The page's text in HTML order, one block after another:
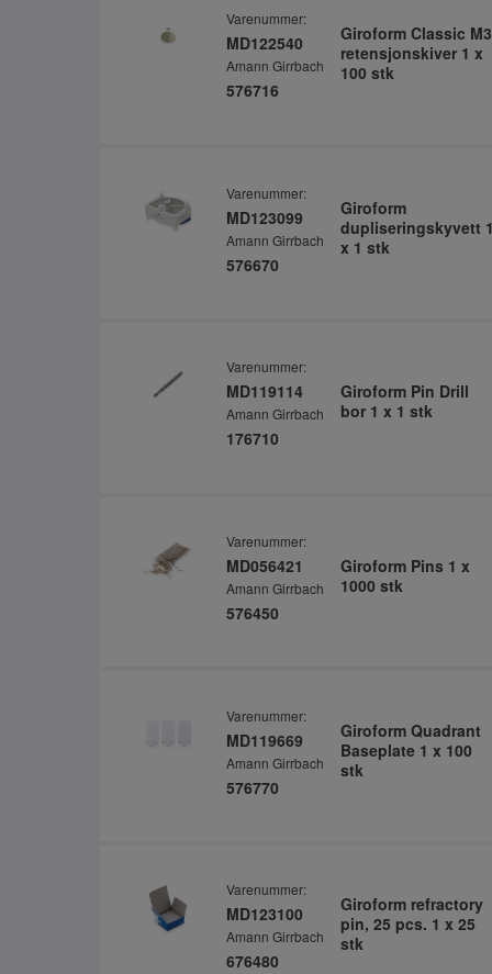
Varenummer:
MD122540
Amann Girrbach
576716
Giroform Classic M3
retensjonskiver 1 x
100 stk
Varenummer:
MD123099
Amann Girrbach
576670
Giroform
dupliseringskyvett
x 1 stk
Varenummer:
MD119114
Amann Girrbach
176710
Giroform Pin Drill
bor 1 x 1 stk
Varenummer:
MD056421
Amann Girrbach
576450
Giroform Pins 1 x
1000 stk
Varenummer:
MD119669
Amann Girrbach
576770
Giroform Quadrant
Baseplate 1 x 100
stk
Varenummer:
MD123100
Amann Girrbach
676480
Giroform refractory
pin, 25 pcs. 1 x 25
stk